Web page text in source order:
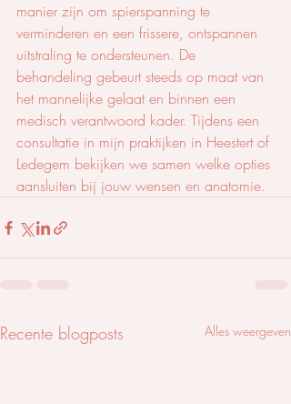
manier zijn om spierspanning te
verminderen en een frissere, ontspannen
uitstraling te ondersteunen. De
behandeling gebeurt steeds op maat van
het mannelijke gelaat en binnen een
medisch verantwoord kader. Tijdens een
consultatie in mijn praktijken in Heestert of
Ledegem bekijken we samen welke opties
aansluiten bij jouw wensen en anatomie.
Recente blogposts Alles weergeven